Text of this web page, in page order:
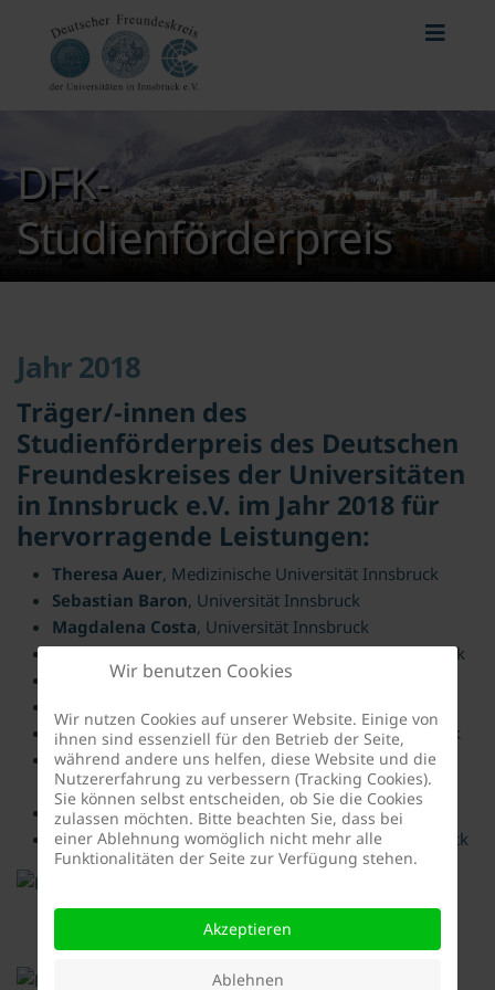
DFK-
Studienförderpreis
Jahr 2018
Träger/-innen des
Studienförderpreis des Deutschen
Freundeskreises der Universitäten
in Innsbruck e.V. im Jahr 2018 für
hervorragende Leistungen:
Theresa Auer, Medizinische Universität Innsbruck
Sebastian Baron, Universität Innsbruck
Magdalena Costa, Universität Innsbruck
Heike Ganzhorn, MCI Management Center Innsbruck
Lucy Neumann, Universität Innsbruck
Melanie Prieler, MCI Management Center Innsbruck
Christopher Raggl, MCI Management Center
Innsbruck
Miguel Steiner, Universität Innsbruck
Mustafa Yildirim, Medizinische Universität Innsbruck
Wir benutzen Cookies
Wir nutzen Cookies auf unserer Website. Einige von
ihnen sind essenziell für den Betrieb der Seite,
während andere uns helfen, diese Website und die
Nutzererfahrung zu verbessern (Tracking Cookies).
Sie können selbst entscheiden, ob Sie die Cookies
zulassen möchten. Bitte beachten Sie, dass bei
einer Ablehnung womöglich nicht mehr alle
Funktionalitäten der Seite zur Verfügung stehen.
Akzeptieren
Ablehnen